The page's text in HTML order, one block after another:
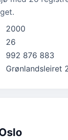
2000
26
992 876 883
Grønlandsleiret